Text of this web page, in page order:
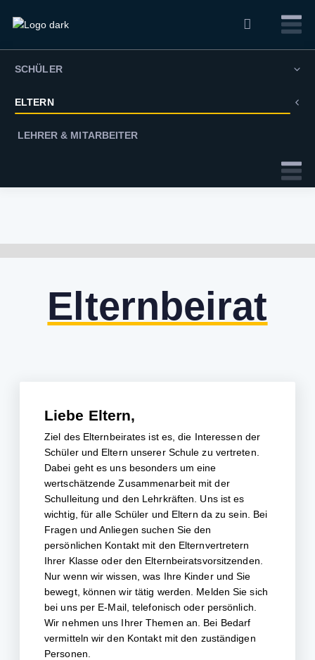
SCHÜLER
ELTERN
LEHRER & MITARBEITER
Elternbeirat
Liebe Eltern,
Ziel des Elternbeirates ist es, die Interessen der
Schüler und Eltern unserer Schule zu vertreten.
Dabei geht es uns besonders um eine
wertschätzende Zusammenarbeit mit der
Schulleitung und den Lehrkräften. Uns ist es
wichtig, für alle Schüler und Eltern da zu sein. Bei
Fragen und Anliegen suchen Sie den
persönlichen Kontakt mit den Elternvertretern
Ihrer Klasse oder den Elternbeiratsvorsitzenden.
Nur wenn wir wissen, was Ihre Kinder und Sie
bewegt, können wir tätig werden. Melden Sie sich
bei uns per E-Mail, telefonisch oder persönlich.
Wir nehmen uns Ihrer Themen an. Bei Bedarf
vermitteln wir den Kontakt mit den zuständigen
Personen.